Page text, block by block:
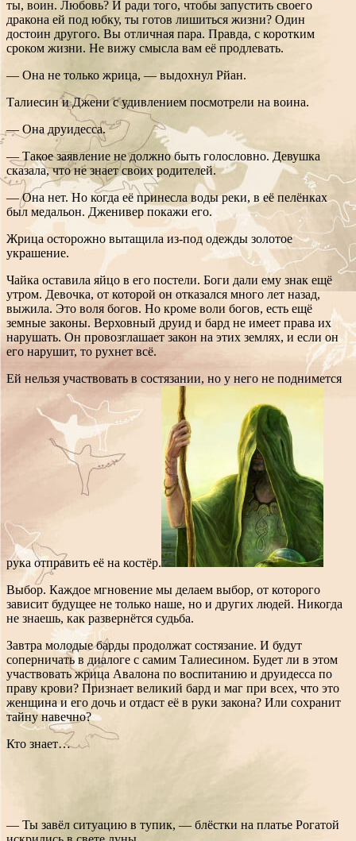
ты, воин. Любовь? И ради того, чтобы запустить своего
дракона ей под юбку, ты готов лишиться жизни? Один
достоин другого. Вы отличная пара. Правда, с коротким
сроком жизни. Не вижу смысла вам её продлевать.
— Она не только жрица, — выдохнул Рйан.
Талиесин и Джени с удивлением посмотрели на воина.
— Она друидесса.
— Такое заявление не должно быть голословно. Девушка
сказала, что не знает своих родителей.
— Она нет. Но когда её принесла воды реки, в её пелёнках
был медальон. Дженивер покажи его.
Жрица осторожно вытащила из-под одежды золотое
украшение.
Чайка оставила яйцо в его постели. Боги дали ему знак ещё
утром. Девочка, от которой он отказался много лет назад,
выжила. Это воля богов. Но кроме воли богов, есть ещё
земные законы. Верховный друид и бард не имеет права их
нарушать. Он провозглашает закон на этих землях, и если он
его нарушит, то рухнет всё.
Ей нельзя участвовать в состязании, но у него не поднимется
рука отправить её на костёр.
Выбор. Каждое мгновение мы делаем выбор, от которого
зависит будущее не только наше, но и других людей. Никогда
не знаешь, как развернётся судьба.
Завтра молодые барды продолжат состязание. И будут
соперничать в диалоге с самим Талиесином. Будет ли в этом
участвовать жрица Авалона по воспитанию и друидесса по
праву крови? Признает великий бард и маг при всех, что это
женщина и его дочь и отдаст её в руки закона? Или сохранит
тайну навечно?
Кто знает…
— Ты завёл ситуацию в тупик, — блёстки на платье Рогатой